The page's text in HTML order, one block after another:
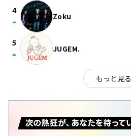
4
arrow_drop_up Zoku
5
arrow_drop_up JUGEM.
もっと見る